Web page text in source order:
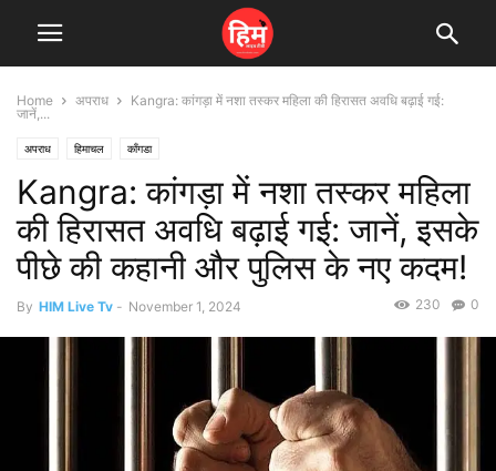
Home अपराध
Kangra: कांगड़ा में नशा तस्कर महिला की हिरासत अवधि बढ़ाई गई:
जानें,...
अपराध हिमाचल काँगडा
Kangra: कांगड़ा में नशा तस्कर महिला
की हिरासत अवधि बढ़ाई गई: जानें, इसके
पीछे की कहानी और पुलिस के नए कदम!
By HIM Live Tv - November 1, 2024 0
230